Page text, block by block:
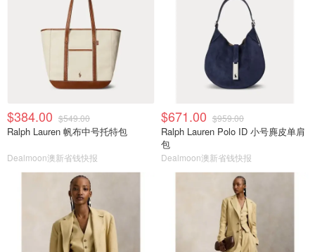
$384.00 $549.00
Ralph Lauren 帆布中号托特包
Dealmoon澳新省钱快报
$671.00 $959.00
Ralph Lauren Polo ID 小号麂皮单肩
包
Dealmoon澳新省钱快报